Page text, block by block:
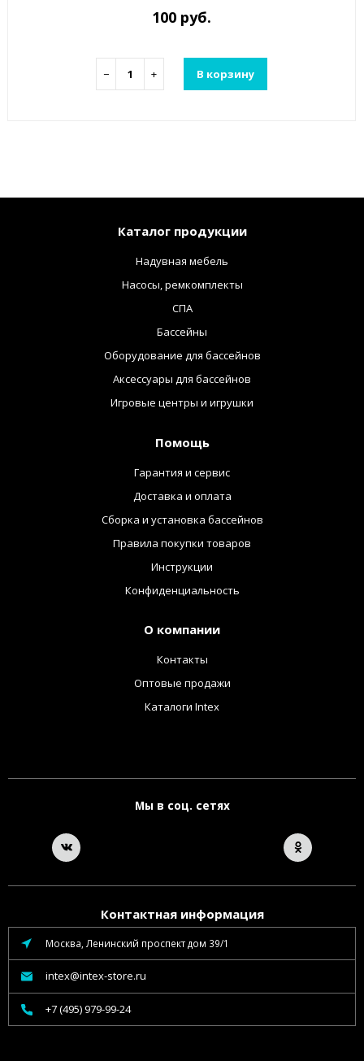
100 руб.
− + В корзину
Каталог продукции
Надувная мебель
Насосы, ремкомплекты
СПА
Бассейны
Оборудование для бассейнов
Аксессуары для бассейнов
Игровые центры и игрушки
Помощь
Гарантия и сервис
Доставка и оплата
Сборка и установка бассейнов
Правила покупки товаров
Инструкции
Конфиденциальность
О компании
Контакты
Оптовые продажи
Каталоги Intex
Мы в соц. сетях
Контактная информация
Москва, Ленинский проспект дом 39/1
intex@intex-store.ru
+7 (495) 979-99-24